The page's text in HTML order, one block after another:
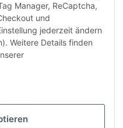
Manager, ReCaptcha,
und
jederzeit ändern
Weitere Details finden